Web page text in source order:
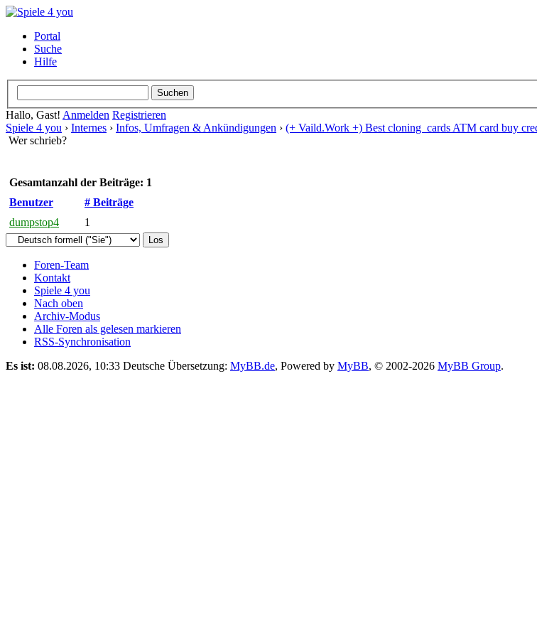
Portal
Suche
Hilfe
Hallo, Gast! Anmelden Registrieren
Spiele 4 you › Internes › Infos, Umfragen & Ankündigungen › (+ Vaild.Work +) Best cloning cards ATM card buy
Wer schrieb?
Gesamtanzahl der Beiträge: 1
Benutzer
# Beiträge
dumpstop4
1
Foren-Team
Kontakt
Spiele 4 you
Nach oben
Archiv-Modus
Alle Foren als gelesen markieren
RSS-Synchronisation
Es ist: 08.08.2026, 10:33 Deutsche Übersetzung: MyBB.de, Powered by MyBB, © 2002-2026 MyBB Group.